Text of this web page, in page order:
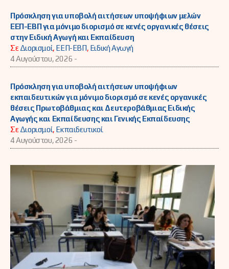
Πρόσκληση για υποβολή αιτήσεων υποψήφιων μελών
ΕΕΠ-ΕΒΠ για μόνιμο διορισμό σε κενές οργανικές θέσεις
στην Ειδική Αγωγή και Εκπαίδευση
ΣεΔιορισμοί, ΕΕΠ-ΕΒΠ, Ειδική Αγωγή
4 Αυγούστου, 2026 -
Πρόσκληση για υποβολή αιτήσεων υποψήφιων
εκπαιδευτικών για μόνιμο διορισμό σε κενές οργανικές
θέσεις Πρωτοβάθμιας και Δευτεροβάθμιας Ειδικής
Αγωγής και Εκπαίδευσης και Γενικής Εκπαίδευσης
ΣεΔιορισμοί, Εκπαιδευτικοί
4 Αυγούστου, 2026 -